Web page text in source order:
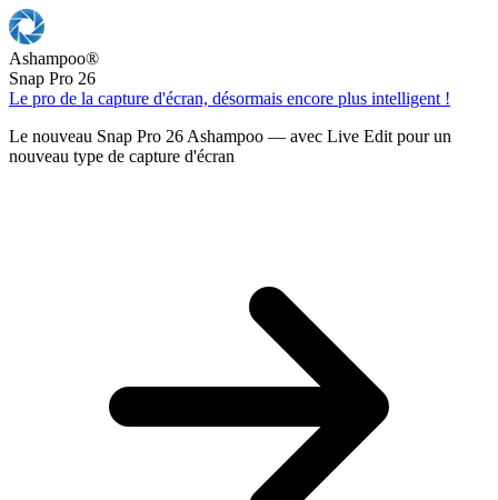
Ashampoo®
Snap Pro 26
Le pro de la capture d'écran, désormais encore plus intelligent !
Le nouveau Snap Pro 26 Ashampoo — avec Live Edit pour un
nouveau type de capture d'écran